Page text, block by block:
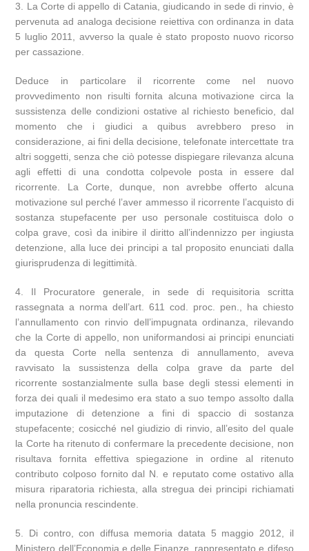
3. La Corte di appello di Catania, giudicando in sede di rinvio, è
pervenuta ad analoga decisione reiettiva con ordinanza in data
5 luglio 2011, avverso la quale è stato proposto nuovo ricorso
per cassazione.
Deduce in particolare il ricorrente come nel nuovo
provvedimento non risulti fornita alcuna motivazione circa la
sussistenza delle condizioni ostative al richiesto beneficio, dal
momento che i giudici a quibus avrebbero preso in
considerazione, ai fini della decisione, telefonate intercettate tra
altri soggetti, senza che ciò potesse dispiegare rilevanza alcuna
agli effetti di una condotta colpevole posta in essere dal
ricorrente. La Corte, dunque, non avrebbe offerto alcuna
motivazione sul perché l’aver ammesso il ricorrente l’acquisto di
sostanza stupefacente per uso personale costituisca dolo o
colpa grave, così da inibire il diritto all’indennizzo per ingiusta
detenzione, alla luce dei principi a tal proposito enunciati dalla
giurisprudenza di legittimità.
4. Il Procuratore generale, in sede di requisitoria scritta
rassegnata a norma dell’art. 611 cod. proc. pen., ha chiesto
l’annullamento con rinvio dell’impugnata ordinanza, rilevando
che la Corte di appello, non uniformandosi ai principi enunciati
da questa Corte nella sentenza di annullamento, aveva
ravvisato la sussistenza della colpa grave da parte del
ricorrente sostanzialmente sulla base degli stessi elementi in
forza dei quali il medesimo era stato a suo tempo assolto dalla
imputazione di detenzione a fini di spaccio di sostanza
stupefacente; cosicché nel giudizio di rinvio, all’esito del quale
la Corte ha ritenuto di confermare la precedente decisione, non
risultava fornita effettiva spiegazione in ordine al ritenuto
contributo colposo fornito dal N. e reputato come ostativo alla
misura riparatoria richiesta, alla stregua dei principi richiamati
nella pronuncia rescindente.
5. Di contro, con diffusa memoria datata 5 maggio 2012, il
Ministero dell’Economia e delle Finanze, rappresentato e difeso